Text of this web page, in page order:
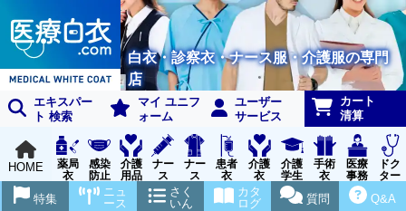
白衣・診察衣・ナース服・介護服の専門
店
エキスパー
ト 検索
マイ ユニフ
ォーム
ユーザー
サービス
カート
清算
HOME
薬局
衣
感染
防止
用品
介護
用品
ナー
ス
グッ
ズ
ナー
ス
ウェ
ア
患者
衣
介護
衣
介護
学生
実習
衣
手術
衣
医療
事務
受付
ドク
ター
ア
Q&A
質問
カタ
ログ
さく
いん
ニュ
ース
特集